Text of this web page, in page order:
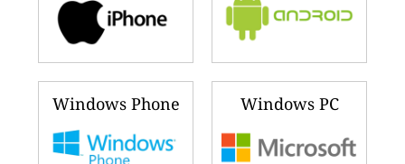
Windows Phone Windows PC